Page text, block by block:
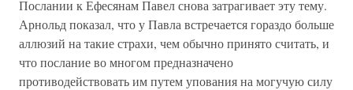
Послании к Ефесянам Павел снова затрагивает эту тему.
Арнольд показал, что у Павла встречается гораздо больше
аллюзий на такие страхи, чем обычно принято считать, и
что послание во многом предназначено
противодействовать им путем упования на могучую силу